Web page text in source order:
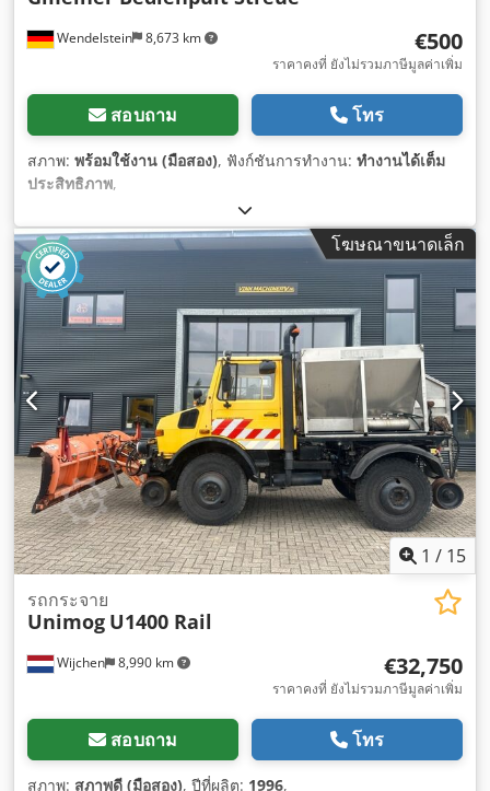
Wendelstein 8,673 km €500
ราคาคงที่ ยังไม่รวมภาษีมูลค่าเพิ่ม
สอบถาม โทร
สภาพ: พร้อมใช้งาน (มือสอง), ฟังก์ชันการทำงาน: ทำงานได้เต็ม
ประสิทธิภาพ,
โฆษณาขนาดเล็ก
1 / 15
Wijchen 8,990 km
รถกระจาย
Unimog U1400 Rail
€32,750
ราคาคงที่ ยังไม่รวมภาษีมูลค่าเพิ่ม
สอบถาม โทร
สภาพ: สภาพดี (มือสอง), ปีที่ผลิต: 1996,